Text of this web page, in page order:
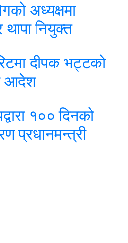
अध्यक्षमा
थापा नियुक्त
दीपक भट्टको
आदेश
१०० दिनको
प्रधानमन्त्री